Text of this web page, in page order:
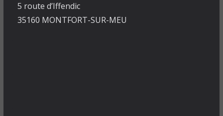
5 route d’Iffendic
35160 MONTFORT-SUR-MEU